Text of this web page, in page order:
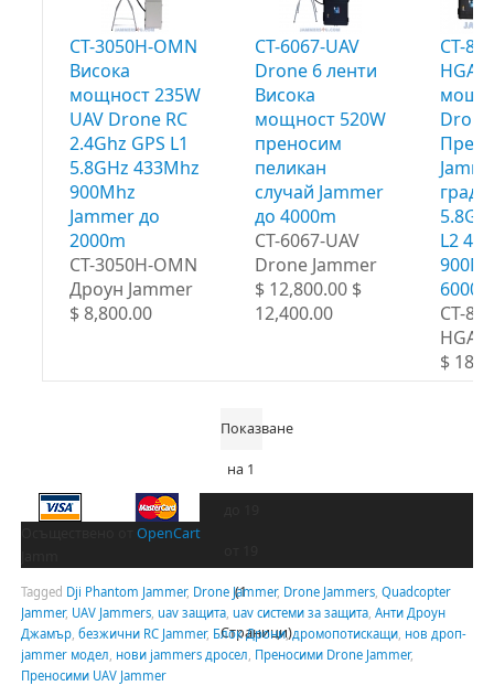
CT-3050H-OMN
Висока
мощност 235W
UAV Drone RC
2.4Ghz GPS L1
5.8GHz 433Mhz
900Mhz
Jammer до
2000m
CT-3050H-OMN
Дроун Jammer
$ 8,800.00
CT-6067-UAV
Drone 6 ленти
Висока
мощност 520W
преносим
пеликан
случай Jammer
до 4000m
CT-6067-UAV
Drone Jammer
$ 12,800.00 $
12,400.00
CT-
HGA
Drone
L2
6000м
CT-
HGA
$
Показване
на 1
(1
Страници)
OpenCart
Tagged Dji Phantom Jammer, Drone Jammer, Drone Jammers, Quadcopter
Jammer, UAV Jammers, uav защита, uav системи за защита, Анти Дроун
Джамър, безжични RC Jammer, Блок Дрони,дромопотискащи, нов дроп-
jammer модел, нови jammers дросел, Преносими Drone Jammer,
Преносими UAV Jammer